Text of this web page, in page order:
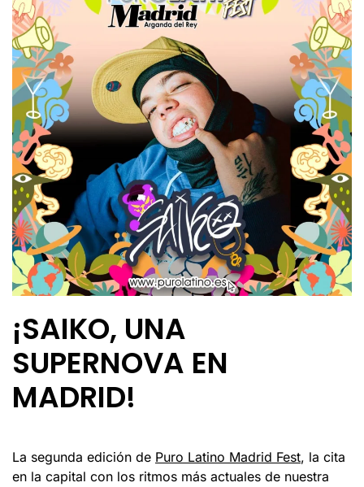
¡SAIKO, UNA
SUPERNOVA EN
MADRID!
La segunda edición de Puro Latino Madrid Fest, la cita
en la capital con los ritmos más actuales de nuestra